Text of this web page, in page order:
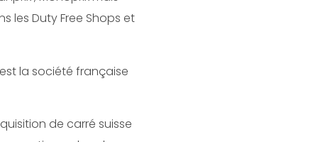
les Duty Free Shops et
la société française
de carré suisse